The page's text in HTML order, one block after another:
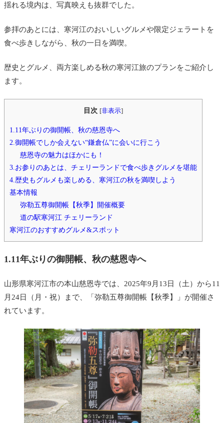
揺れる境内は、写真映えも抜群でした。
参拝のあとには、寒河江のおいしいグルメや限定ジェラートを
食べ歩きしながら、秋の一日を満喫。
歴史とグルメ、両方楽しめる秋の寒河江旅のプランをご紹介し
ます。
目次 [非表示]
1.11年ぶりの御開帳、秋の慈恩寺へ
2.御開帳でしか会えない“鎌倉仏”に会いに行こう
慈恩寺の魅力はほかにも！
3.お参りのあとは、チェリーランドで食べ歩きグルメを堪能
4.歴史もグルメも楽しめる、寒河江の秋を満喫しよう
基本情報
弥勒五尊御開帳【秋季】開催概要
道の駅寒河江 チェリーランド
寒河江のおすすめグルメ&スポット
1.11年ぶりの御開帳、秋の慈恩寺へ
山形県寒河江市の本山慈恩寺では、2025年9月13日（土）から11
月24日（月・祝）まで、「弥勒五尊御開帳【秋季】」が開催さ
れています。